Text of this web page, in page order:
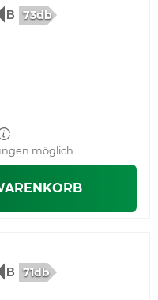
73db
möglich.
71db